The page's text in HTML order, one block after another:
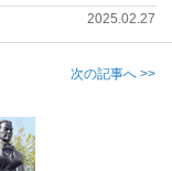
2025.02.27
次の記事へ >>